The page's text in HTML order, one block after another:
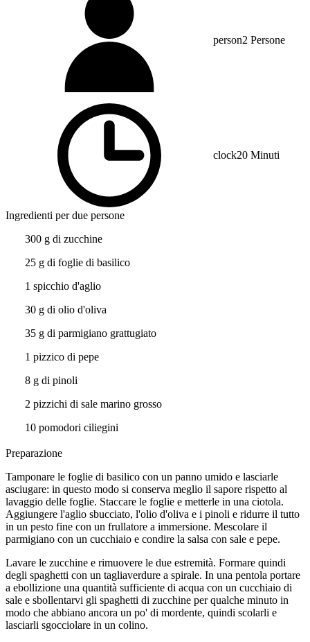
person2 Persone
clock20 Minuti
Ingredienti per due persone
300 g di zucchine
25 g di foglie di basilico
1 spicchio d'aglio
30 g di olio d'oliva
35 g di parmigiano grattugiato
1 pizzico di pepe
8 g di pinoli
2 pizzichi di sale marino grosso
10 pomodori ciliegini
Preparazione
Tamponare le foglie di basilico con un panno umido e lasciarle
asciugare: in questo modo si conserva meglio il sapore rispetto al
lavaggio delle foglie. Staccare le foglie e metterle in una ciotola.
Aggiungere l'aglio sbucciato, l'olio d'oliva e i pinoli e ridurre il tutto
in un pesto fine con un frullatore a immersione. Mescolare il
parmigiano con un cucchiaio e condire la salsa con sale e pepe.
Lavare le zucchine e rimuovere le due estremità. Formare quindi
degli spaghetti con un tagliaverdure a spirale. In una pentola portare
a ebollizione una quantità sufficiente di acqua con un cucchiaio di
sale e sbollentarvi gli spaghetti di zucchine per qualche minuto in
modo che abbiano ancora un po' di mordente, quindi scolarli e
lasciarli sgocciolare in un colino.